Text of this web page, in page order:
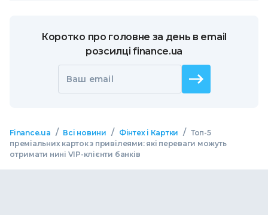
Коротко про головне за день в email
розсилці finance.ua
Ваш email
Finance.ua / Всі новини / Фінтех і Картки / Топ-5
преміальних карток з привілеями: які переваги можуть
отримати нині VIP-клієнти банків